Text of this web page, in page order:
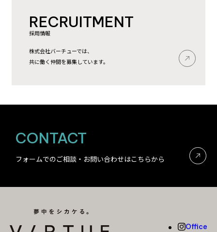
RECRUITMENT
採用情報
株式会社バーチューでは、
共に働く仲間を募集しています。
CONTACT
フォームでのご相談・お問い合わせはこちらから
Office